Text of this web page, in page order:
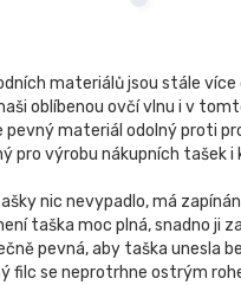
materiálů jsou stále více
oblíbenou ovčí vlnu i v
pevný materiál odolný proti
pro výrobu nákupních tašek i
nic nevypadlo, má
taška moc plná, snadno ji
pevná, aby taška unesla
filc se neprotrhne ostrým